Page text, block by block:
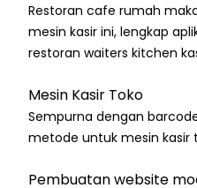
Restoran cafe rumah
mesin kasir ini, lengkap
restoran waiters kitchen
Mesin Kasir Toko
Sempurna dengan
metode untuk mesin kasir
Pembuatan website